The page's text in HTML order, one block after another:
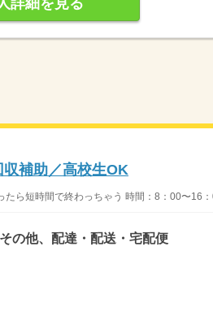
詳細を見る
補助／高校生OK
ら短時間で終わっちゃう 時間：8：00〜16
の他、配達・配送・宅配便